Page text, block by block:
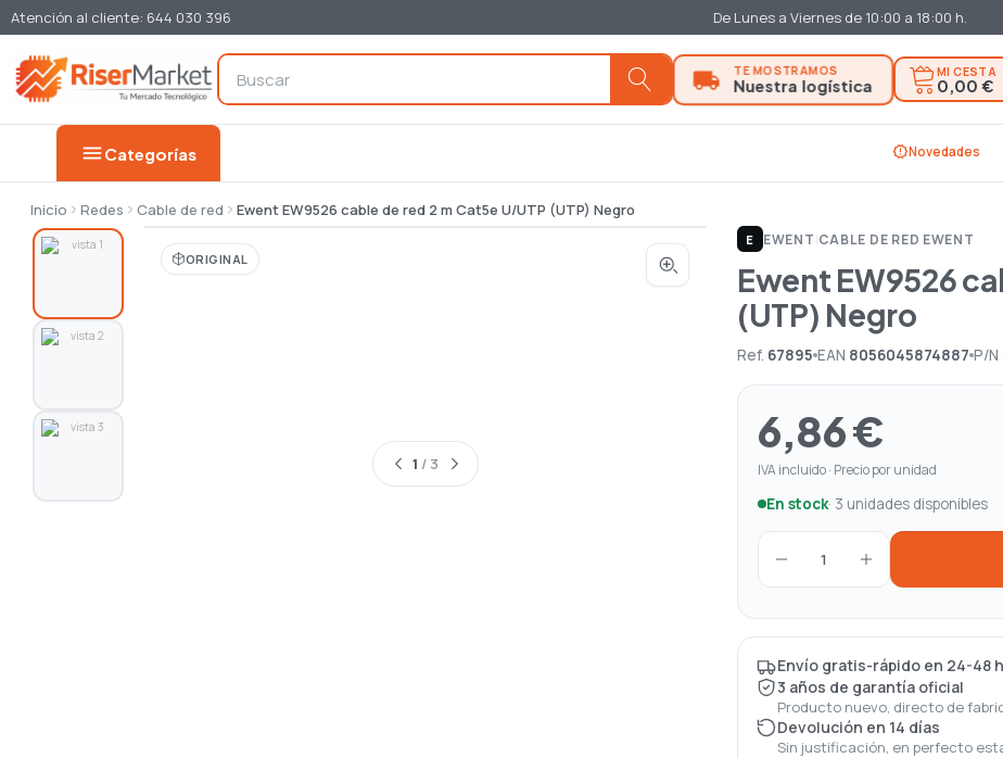
Atención al cliente: 644 030 396 De Lunes a Viernes de 10:00 a 18:00 h.
MI CESTA
0,00 €
menuCategorías new_releasesNovedades
Inicio Redes Cable de red Ewent EW9526 cable de red 2 m Cat5e U/UTP (UTP) Negro
ORIGINAL
1 / 3
E EWENT|CABLE DE RED EWENT
Ewent EW9526
(UTP) Negro
Ref. 67895 EAN 8056045874887 P/N
6,86 €
IVA incluido · Precio por unidad
En stock· 3 unidades disponibles
1
Envío gratis-rápido en 24-48 h
3 años de garantía oficial
Producto nuevo, directo de
Devolución en 14 días
Sin justificación, en perfecto